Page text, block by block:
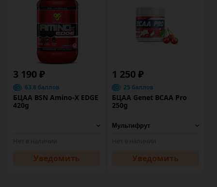
3 190 ₽
63.8 баллов
БЦАА BSN Amino-X EDGE
420g
Уведомить
1 250 ₽
25 баллов
БЦАА Genet BCAA Pro
250g
Уведомить